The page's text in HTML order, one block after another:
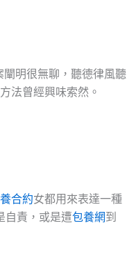
闡明很無聊，聽德律風聽
法曾經興味索然。
合約女都用來表達一種
自責，或是遭包養網到